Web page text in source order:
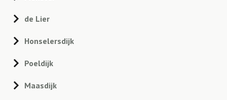
de Lier
Honselersdijk
Poeldijk
Maasdijk